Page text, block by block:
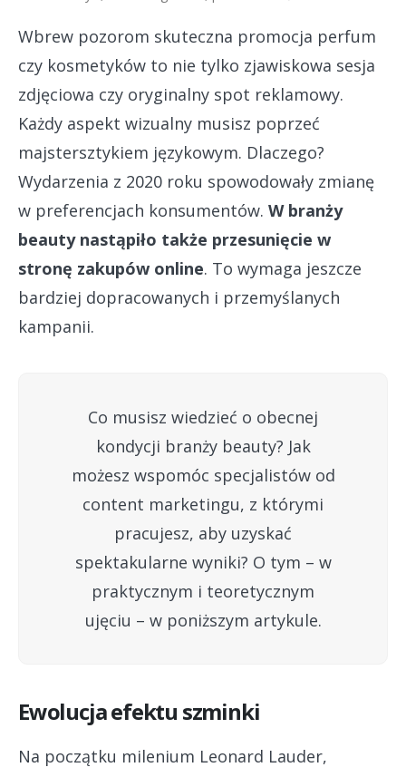
Wbrew pozorom skuteczna promocja perfum
czy kosmetyków to nie tylko zjawiskowa sesja
zdjęciowa czy oryginalny spot reklamowy.
Każdy aspekt wizualny musisz poprzeć
majstersztykiem językowym. Dlaczego?
Wydarzenia z 2020 roku spowodowały zmianę
w preferencjach konsumentów. W branży
beauty nastąpiło także przesunięcie w
stronę zakupów online. To wymaga jeszcze
bardziej dopracowanych i przemyślanych
kampanii.
Co musisz wiedzieć o obecnej
kondycji branży beauty? Jak
możesz wspomóc specjalistów od
content marketingu, z którymi
pracujesz, aby uzyskać
spektakularne wyniki? O tym – w
praktycznym i teoretycznym
ujęciu – w poniższym artykule.
Ewolucja efektu szminki
Na początku milenium Leonard Lauder,